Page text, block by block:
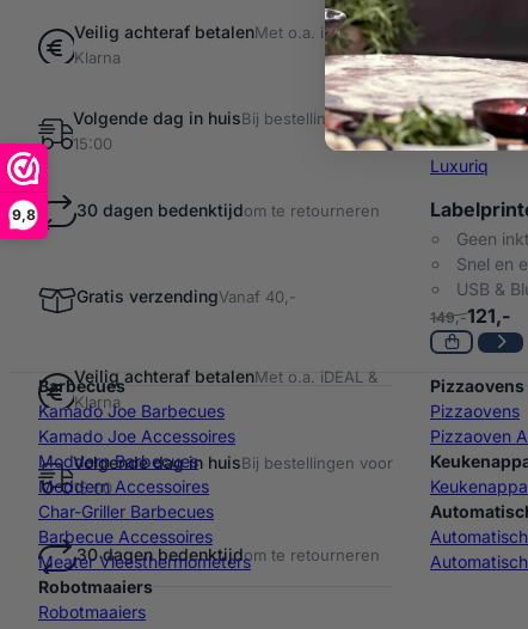
9,8
Veilig achteraf betalenMet o.a. iDEAL &
Klarna
Volgende dag in huisBij bestellingen voor
15:00
30 dagen bedenktijdom te retourneren
Gratis verzendingVanaf 40,-
Veilig achteraf betalenMet o.a. iDEAL &
Klarna
Volgende dag in huisBij bestellingen voor
15:00
30 dagen bedenktijdom te retourneren
Luxuriq
Geen
Snel en
USB &
149,-121,-
Barbecues
Kamado Joe Barbecues
Kamado Joe Accessoires
Moddern Barbecues
Moddern Accessoires
Char-Griller Barbecues
Barbecue Accessoires
Meater Vleesthermometers
Robotmaaiers
Robotmaaiers
Pizzaovens
Pizzaovens
Pizzaoven